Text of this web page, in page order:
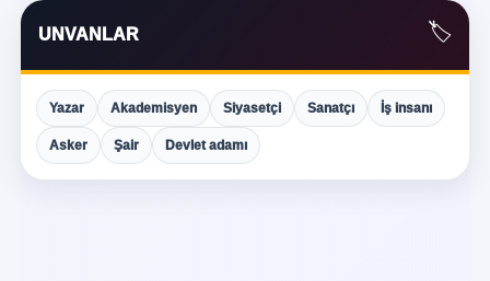
UNVANLAR 🏷️
Yazar Akademisyen Siyasetçi Sanatçı İş insanı
Asker Şair Devlet adamı